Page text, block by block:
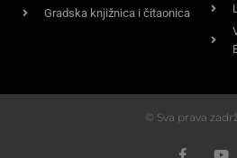
Gradska knjižnica i čitaonica
© Sva prava